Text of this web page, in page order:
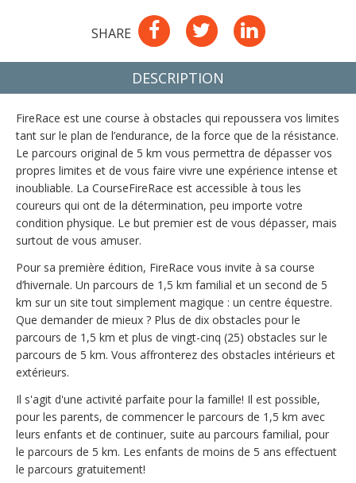
SHARE
DESCRIPTION
FireRace est une course à obstacles qui repoussera vos limites
tant sur le plan de l’endurance, de la force que de la résistance.
Le parcours original de 5 km vous permettra de dépasser vos
propres limites et de vous faire vivre une expérience intense et
inoubliable. La CourseFireRace est accessible à tous les
coureurs qui ont de la détermination, peu importe votre
condition physique. Le but premier est de vous dépasser, mais
surtout de vous amuser.
Pour sa première édition, FireRace vous invite à sa course
d’hivernale. Un parcours de 1,5 km familial et un second de 5
km sur un site tout simplement magique : un centre équestre.
Que demander de mieux ? Plus de dix obstacles pour le
parcours de 1,5 km et plus de vingt-cinq (25) obstacles sur le
parcours de 5 km. Vous affronterez des obstacles intérieurs et
extérieurs.
Il s'agit d'une activité parfaite pour la famille! Il est possible,
pour les parents, de commencer le parcours de 1,5 km avec
leurs enfants et de continuer, suite au parcours familial, pour
le parcours de 5 km. Les enfants de moins de 5 ans effectuent
le parcours gratuitement!